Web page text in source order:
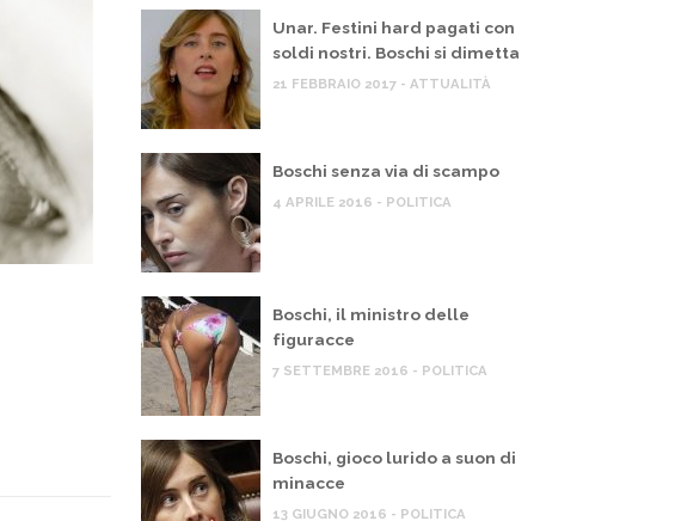
RASSEGNA STAMPA
Libri : ‘La quattordicesima volta’, giallo a
Montecitorio
2 AGOSTO 2010
Unar. Festini hard pagati con
soldi nostri. Boschi si dimetta
21 FEBBRAIO 2017 - ATTUALITÀ
Boschi senza via di scampo
4 APRILE 2016 - POLITICA
Boschi, il ministro delle
figuracce
7 SETTEMBRE 2016 - POLITICA
Boschi, gioco lurido a suon di
minacce
13 GIUGNO 2016 - POLITICA